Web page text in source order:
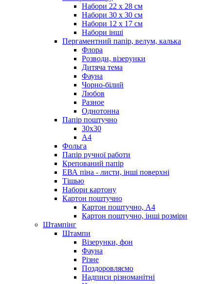
Набори 22 х 28 см
Набори 30 х 30 см
Набори 12 х 17 см
Набори інші
Пергаментний папір, велум, калька
Флора
Розводи, візерунки
Дитяча тема
Фауна
Чорно-білий
Любов
Разное
Однотонна
Папір поштучно
30х30
А4
Фольга
Папір ручної работи
Крепований папір
ЕВА піна - листи, інші поверхні
Тішью
Набори картону
Картон поштучно
Картон поштучно, А4
Картон поштучно, інші розміри
Штампінг
Штампи
Візерунки, фон
Фауна
Різне
Поздоровляємо
Надписи різноманітні